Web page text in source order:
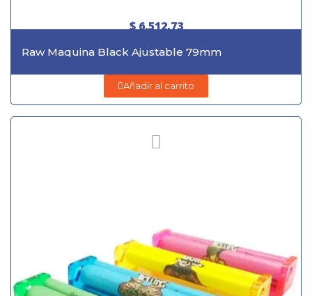
$ 6.512,73
Raw Maquina Black Ajustable 79mm
Añadir al carrito